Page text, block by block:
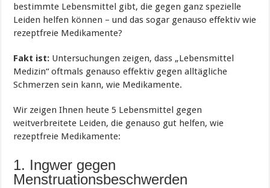
bestimmte Lebensmittel gibt, die gegen ganz spezielle
Leiden helfen können – und das sogar genauso effektiv wie
rezeptfreie Medikamente?
Fakt ist: Untersuchungen zeigen, dass „Lebensmittel
Medizin“ oftmals genauso effektiv gegen alltägliche
Schmerzen sein kann, wie Medikamente.
Wir zeigen Ihnen heute 5 Lebensmittel gegen
weitverbreitete Leiden, die genauso gut helfen, wie
rezeptfreie Medikamente:
1. Ingwer gegen
Menstruationsbeschwerden